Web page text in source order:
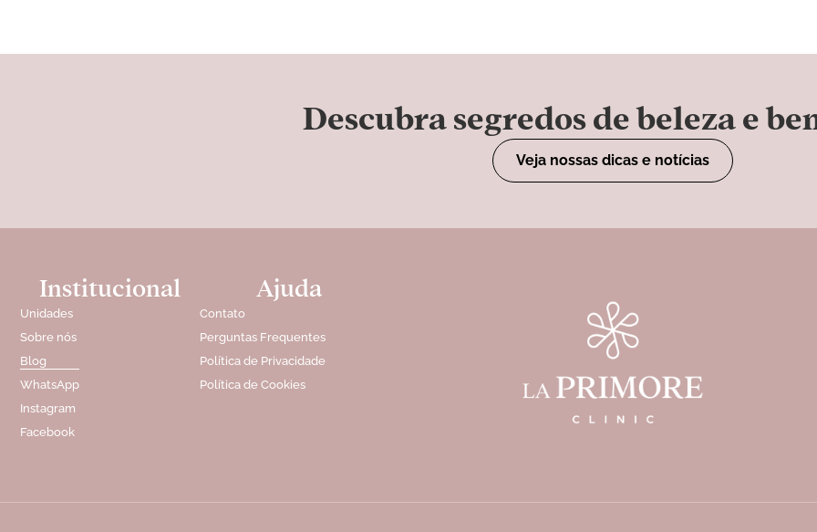
Descubra segredos de beleza e
Veja nossas dicas e notícias
Institucional
Unidades
Sobre nós
Blog
WhatsApp
Instagram
Facebook
Ajuda
Contato
Perguntas Frequentes
Política de Privacidade
Política de Cookies